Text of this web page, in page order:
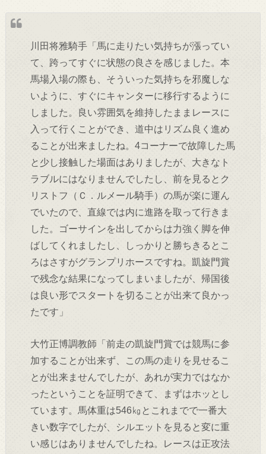
川田将雅騎手「馬に走りたい気持ちが漲ってい
て、跨ってすぐに状態の良さを感じました。本
馬場入場の際も、そういった気持ちを邪魔しな
いように、すぐにキャンターに移行するように
しました。良い雰囲気を維持したままレースに
入って行くことができ、道中はリズム良く進め
ることが出来ましたね。4コーナーで故障した馬
と少し接触した場面はありましたが、大きなト
ラブルにはなりませんでしたし、前を見るとク
リストフ（Ｃ．ルメール騎手）の馬が楽に運ん
でいたので、直線では内に進路を取って行きま
した。ゴーサインを出してからは力強く脚を伸
ばしてくれましたし、しっかりと勝ちきるとこ
ろはさすがグランプリホースですね。凱旋門賞
で残念な結果になってしまいましたが、帰国後
は良い形でスタートを切ることが出来て良かっ
たです」
大竹正博調教師「前走の凱旋門賞では競馬に参
加することが出来ず、この馬の走りを見せるこ
とが出来ませんでしたが、あれが実力ではなか
ったということを証明できて、まずはホッとし
ています。馬体重は546㎏とこれまでで一番大
きい数字でしたが、シルエットを見ると変に重
い感じはありませんでしたね。レースは正攻法